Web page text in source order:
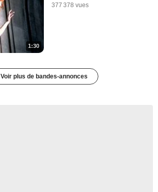
1:30
377 378 vues
Voir plus de bandes-annonces